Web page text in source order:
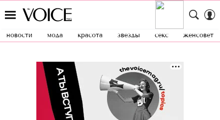
новости мода красота звезды секс женсовет